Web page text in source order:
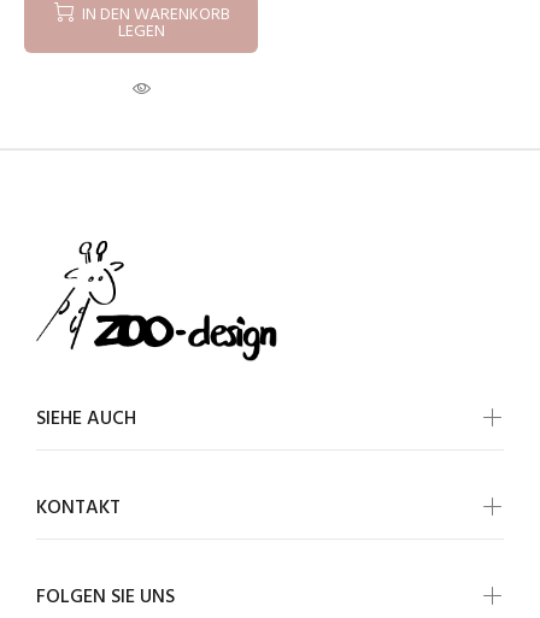
IN DEN WARENKORB
LEGEN
SIEHE AUCH
KONTAKT
FOLGEN SIE UNS